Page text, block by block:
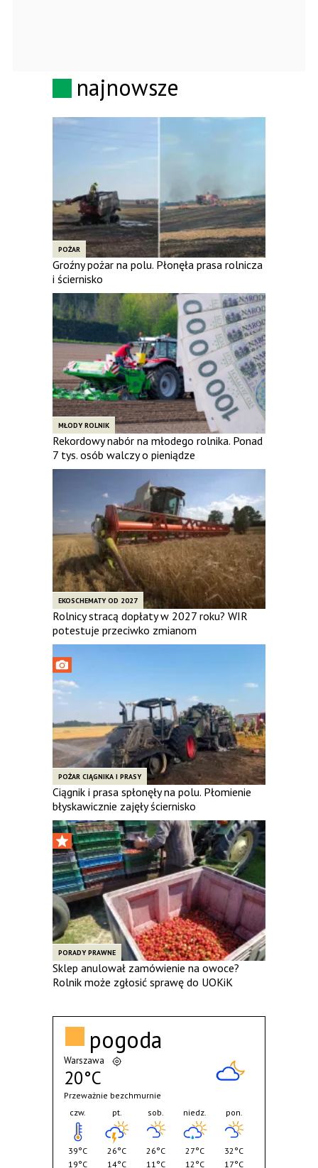
najnowsze
POŻAR
Groźny pożar na polu. Płonęła prasa rolnicza
i ściernisko
MŁODY ROLNIK
Rekordowy nabór na młodego rolnika. Ponad
7 tys. osób walczy o pieniądze
EKOSCHEMATY OD 2027
Rolnicy stracą dopłaty w 2027 roku? WIR
potestuje przeciwko zmianom
POŻAR CIĄGNIKA I PRASY
Ciągnik i prasa spłonęły na polu. Płomienie
błyskawicznie zajęły ściernisko
PORADY PRAWNE
Sklep anulował zamówienie na owoce?
Rolnik może zgłosić sprawę do UOKiK
pogoda
Warszawa
20°C
Przeważnie bezchmurnie
czw.
39°C
19°C
pt.
26°C
14°C
sob.
26°C
11°C
niedz.
27°C
12°C
pon.
32°C
17°C